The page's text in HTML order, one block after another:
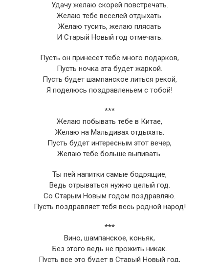
Удачу желаю скорей повстречать.
Желаю тебе веселей отдыхать.
Желаю тусить, желаю плясать
И Старый Новый год отмечать.
Пусть он принесет тебе много подарков,
Пусть ночка эта будет жаркой.
Пусть будет шампанское литься рекой,
Я поделюсь поздравленьем с тобой!
***
Желаю побывать тебе в Китае,
Желаю на Мальдивах отдыхать.
Пусть будет интересным этот вечер,
Желаю тебе больше выпивать.
Ты пей напитки самые бодрящие,
Ведь отрываться нужно целый год.
Со Старым Новым годом поздравляю.
Пусть поздравляет тебя весь родной народ!
***
Вино, шампанское, коньяк,
Без этого ведь не прожить никак.
Пусть все это будет в Старый Новый год,